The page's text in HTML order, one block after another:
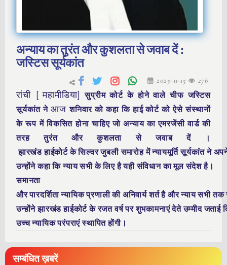
अन्याय का तुरंत और कुशलता से जवाब दें :
जस्टिस सूर्यकांत
2025-11-15 276
रांची [ महामीडिया]सुप्रीम कोर्ट के होने वाले चीफ जस्टिस
सूर्यकांत नेआजशनिवार को कहा कि हाई कोर्ट को ऐसे संस्थानों
के रूप में विकसित होना चाहिए जो अन्याय का एमरजेंसी वार्ड की
तरह तुरंत और कुशलता से जवाब दें ।
झारखंड हाईकोर्ट के सिल्वर जुबली समारोह में न्यायमूर्ति सूर्यकांत ने
उन्होंने कहा कि न्याय सभी के लिए है यही संविधान का मूल संदेश है।
समानता
और पारदर्शिता न्यायिक प्रणाली की अनिवार्य शर्त है और न्याय सभी
उन्होंने झारखंड हाईकोर्ट के रजत वर्ष पर शुभकामनाएं देते उम्मीद
उच्च न्यायिक परंपराएं स्थापित होंगी।
सम्बंधित ख़बरें